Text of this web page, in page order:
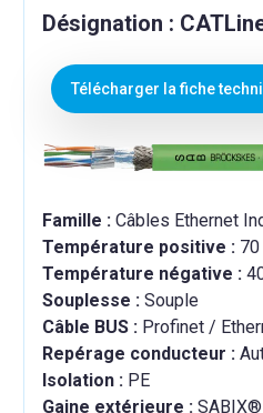
Désignation :
Télécharger la fiche
Famille : Câbles Ethernet
Température positive : 70
Température négative :
Souplesse : Souple
Câble BUS : Profinet /
Repérage conducteur :
Isolation : PE
Gaine extérieure : SABIX®